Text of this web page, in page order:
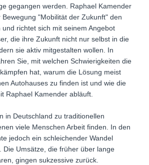
gegangen werden. Raphael Kamender
"Mobilität der Zukunft" den
richtet sich mit seinem Angebot
die ihre Zukunft nicht nur selbst in die
sie aktiv mitgestalten wollen. In
Sie, mit welchen Schwierigkeiten die
hat, warum die Lösung meist
Autohauses zu finden ist und wie die
Raphael Kamender abläuft.
in Deutschland zu traditionellen
viele Menschen Arbeit finden. In den
jedoch ein schleichender Wandel
Die Umsätze, die früher über lange
gingen sukzessive zurück.